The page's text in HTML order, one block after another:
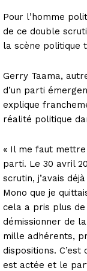
Pour l’homme
de ce double
la scène politique
Gerry Taama,
d’un parti
explique
réalité politique
« Il me faut
parti. Le 30 avril
scrutin, j’avais
Mono que je
cela a pris plus de
démissionner de
mille adhérents,
dispositions.
est actée et le